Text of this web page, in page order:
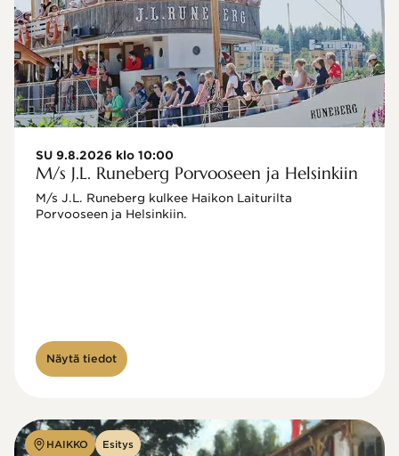
SU 9.8.2026 klo 10:00
M/s J.L. Runeberg Porvooseen ja Helsinkiin
M/s J.L. Runeberg kulkee Haikon Laiturilta
Porvooseen ja Helsinkiin.
Näytä tiedot
HAIKKO Esitys